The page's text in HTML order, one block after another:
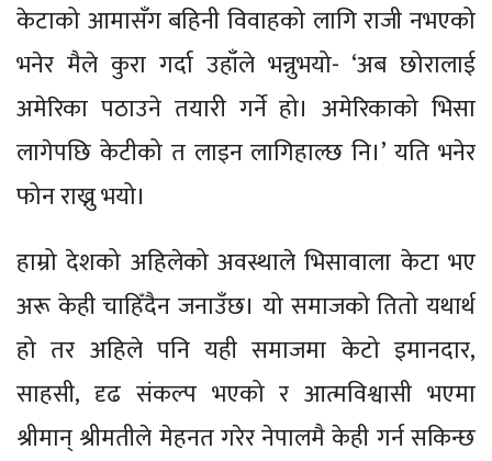
केटाको आमासँग बहिनी विवाहको लागि राजी नभएको
भनेर मैले कुरा गर्दा उहाँले भन्नुभयो- ‘अब छोरालाई
अमेरिका पठाउने तयारी गर्ने हो। अमेरिकाको भिसा
लागेपछि केटीको त लाइन लागिहाल्छ नि।’ यति भनेर
फोन राख्नु भयो।
हाम्रो देशको अहिलेको अवस्थाले भिसावाला केटा भए
अरू केही चाहिँदैन जनाउँछ। यो समाजको तितो यथार्थ
हो तर अहिले पनि यही समाजमा केटो इमानदार,
साहसी, दृढ संकल्प भएको र आत्मविश्वासी भएमा
श्रीमान् श्रीमतीले मेहनत गरेर नेपालमै केही गर्न सकिन्छ